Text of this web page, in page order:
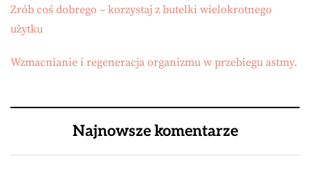
Zrób coś dobrego – korzystaj z butelki wielokrotnego
użytku
Wzmacnianie i regeneracja organizmu w przebiegu astmy.
Najnowsze komentarze